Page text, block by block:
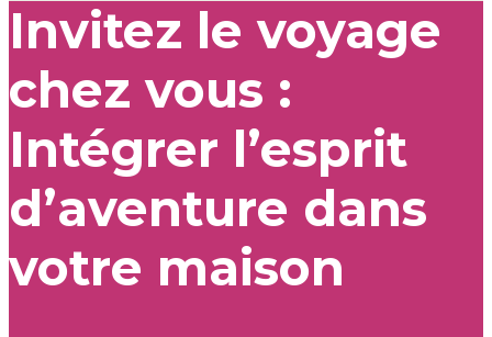
Invitez le voyage
chez vous :
Intégrer l’esprit
d’aventure dans
votre maison